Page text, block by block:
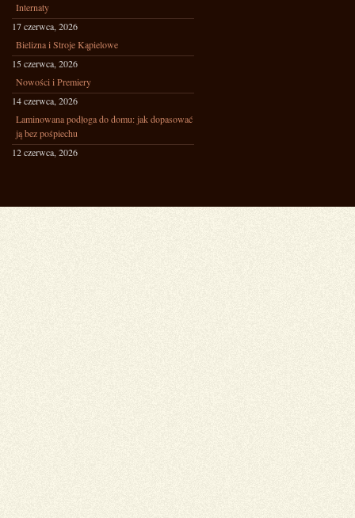
Internaty
17 czerwca, 2026
Bielizna i Stroje Kąpielowe
15 czerwca, 2026
Nowości i Premiery
14 czerwca, 2026
Laminowana podłoga do domu: jak dopasować
ją bez pośpiechu
12 czerwca, 2026